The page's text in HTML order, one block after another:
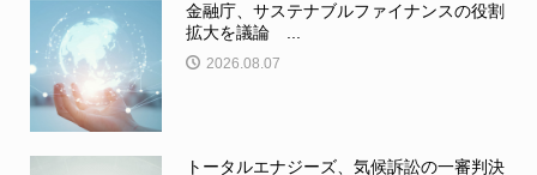
金融庁、サステナブルファイナンスの役割
拡大を議論 ...
2026.08.07
トータルエナジーズ、気候訴訟の一審判決